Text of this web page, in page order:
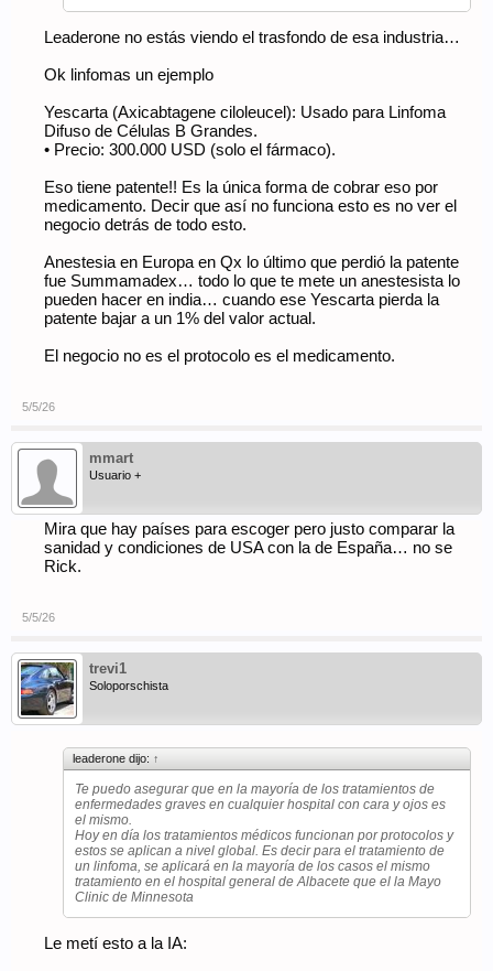
Leaderone no estás viendo el trasfondo de esa industria…
Ok linfomas un ejemplo
Yescarta (Axicabtagene ciloleucel): Usado para Linfoma
Difuso de Células B Grandes.
• Precio: 300.000 USD (solo el fármaco).
Eso tiene patente!! Es la única forma de cobrar eso por
medicamento. Decir que así no funciona esto es no ver el
negocio detrás de todo esto.
Anestesia en Europa en Qx lo último que perdió la patente
fue Summamadex… todo lo que te mete un anestesista lo
pueden hacer en india… cuando ese Yescarta pierda la
patente bajar a un 1% del valor actual.
El negocio no es el protocolo es el medicamento.
5/5/26
mmart
Usuario +
Mira que hay países para escoger pero justo comparar la
sanidad y condiciones de USA con la de España… no se
Rick.
5/5/26
trevi1
Soloporschista
leaderone dijo: ↑
Te puedo asegurar que en la mayoría de los tratamientos de
enfermedades graves en cualquier hospital con cara y ojos es
el mismo.
Hoy en día los tratamientos médicos funcionan por protocolos y
estos se aplican a nivel global. Es decir para el tratamiento de
un linfoma, se aplicará en la mayoría de los casos el mismo
tratamiento en el hospital general de Albacete que el la Mayo
Clinic de Minnesota
Le metí esto a la IA: